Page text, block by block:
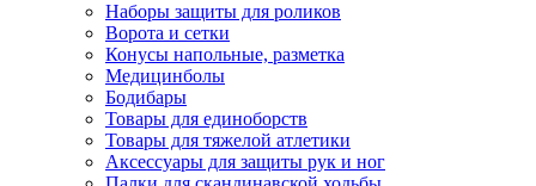
Наборы защиты для роликов
Ворота и сетки
Конусы напольные, разметка
Медицинболы
Бодибары
Товары для единоборств
Товары для тяжелой атлетики
Аксессуары для защиты рук и ног